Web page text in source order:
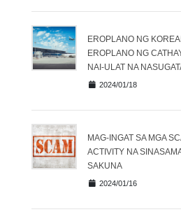
EROPLANO NG
EROPLANO NG
NAI-ULAT NA
2024/01/18
MAG-INGAT SA MGA
ACTIVITY NA
SAKUNA
2024/01/16